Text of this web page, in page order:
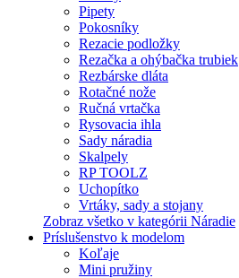
Pipety
Pokosníky
Rezacie podložky
Rezačka a ohýbačka trubiek
Rezbárske dláta
Rotačné nože
Ručná vrtačka
Rysovacia ihla
Sady náradia
Skalpely
RP TOOLZ
Uchopítko
Vrtáky, sady a stojany
Zobraz všetko v kategórii Náradie
Príslušenstvo k modelom
Koľaje
Mini pružiny